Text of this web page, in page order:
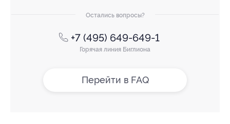
Остались вопросы?
+7 (495) 649-649-1
Горячая линия Биглиона
Перейти в FAQ